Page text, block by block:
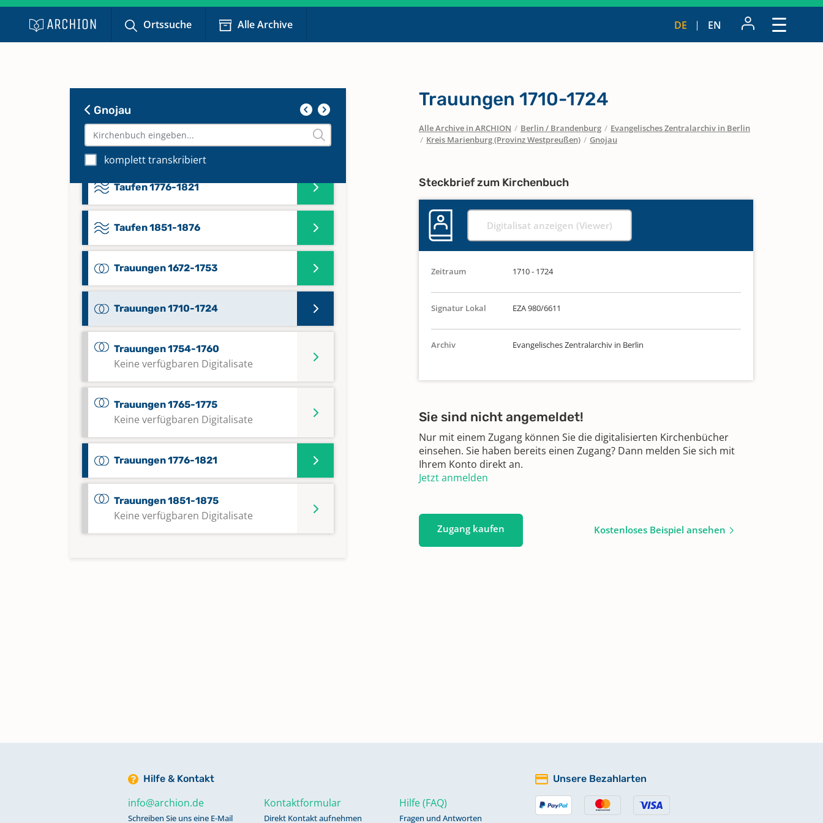
Ortssuche Alle Archive DE EN
Gnojau
komplett transkribiert
Sonstige Verzeichnisse 1710-1721
Taufen 1710-1725
Taufen 1754-1775
Keine verfügbaren Digitalisate
Taufen 1776-1821
Taufen 1851-1876
Trauungen 1672-1753
Trauungen 1710-1724
Trauungen 1754-1760
Keine verfügbaren Digitalisate
Trauungen 1765-1775
Keine verfügbaren Digitalisate
Trauungen 1776-1821
Trauungen 1851-1875
Keine verfügbaren Digitalisate
Trauungen 1710-1724
Alle Archive in ARCHION / Berlin / Brandenburg / Evangelisches Zentralarchiv in Berlin
/ Kreis Marienburg (Provinz Westpreußen) / Gnojau
Steckbrief zum Kirchenbuch
Digitalisat anzeigen (Viewer)
Zeitraum 1710 - 1724
Signatur Lokal EZA 980/6611
Archiv Evangelisches Zentralarchiv in Berlin
Sie sind nicht angemeldet!
Nur mit einem Zugang können Sie die digitalisierten Kirchenbücher
einsehen. Sie haben bereits einen Zugang? Dann melden Sie sich mit
Ihrem Konto direkt an.
Jetzt anmelden
Zugang kaufen Kostenloses Beispiel ansehen
Hilfe & Kontakt
info@archion.de
Schreiben Sie uns eine E-Mail
Kontaktformular
Direkt Kontakt aufnehmen
Hilfe (FAQ)
Fragen und Antworten
Unsere Bezahlarten